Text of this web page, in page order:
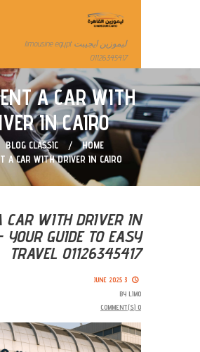
ليموزين ايجيبت limousine egypt
01126345417
A CAR WITH
IN CAIRO
HOME
BLOG CLASSIC
A CAR WITH DRIVER IN CAIRO
CAR WITH DRIVER IN
YOUR GUIDE TO EASY
TRAVEL 01126345417
3 JUNE 2025
BY LIMO
0